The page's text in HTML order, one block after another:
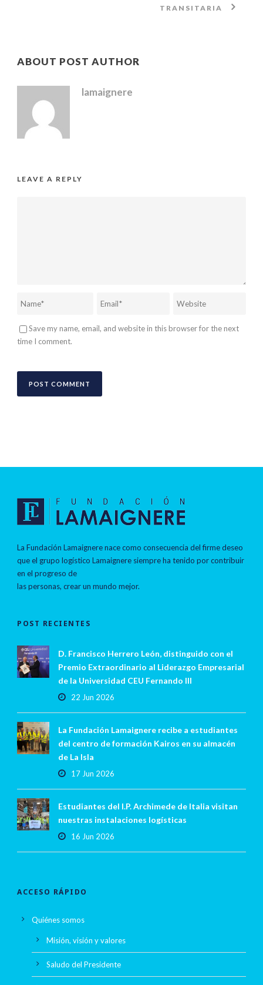
TRANSITARIA
ABOUT POST AUTHOR
lamaignere
LEAVE A REPLY
Save my name, email, and website in this browser for the next
time I comment.
La Fundación Lamaignere nace como consecuencia del firme deseo
que el grupo logístico Lamaignere siempre ha tenido por contribuir
en el progreso de
las personas, crear un mundo mejor.
POST RECIENTES
D. Francisco Herrero León, distinguido con el
Premio Extraordinario al Liderazgo Empresarial
de la Universidad CEU Fernando III
22 Jun 2026
La Fundación Lamaignere recibe a estudiantes
del centro de formación Kairos en su almacén
de La Isla
17 Jun 2026
Estudiantes del I.P. Archimede de Italia visitan
nuestras instalaciones logísticas
16 Jun 2026
ACCESO RÁPIDO
Quiénes somos
Misión, visión y valores
Saludo del Presidente